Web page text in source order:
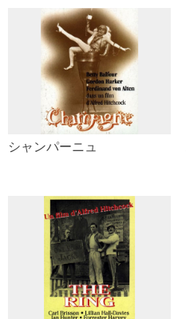
シャンパーニュ